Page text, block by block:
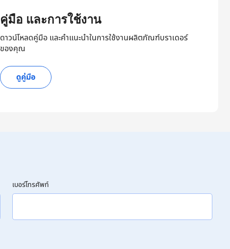
คู่มือ และการใช้งาน
ดาวน์โหลดคู่มือ และคำแนะนำในการใช้งานผลิตภัณฑ์บราเดอร์
ของคุณ
ดูคู่มือ
เบอร์โทรศัพท์